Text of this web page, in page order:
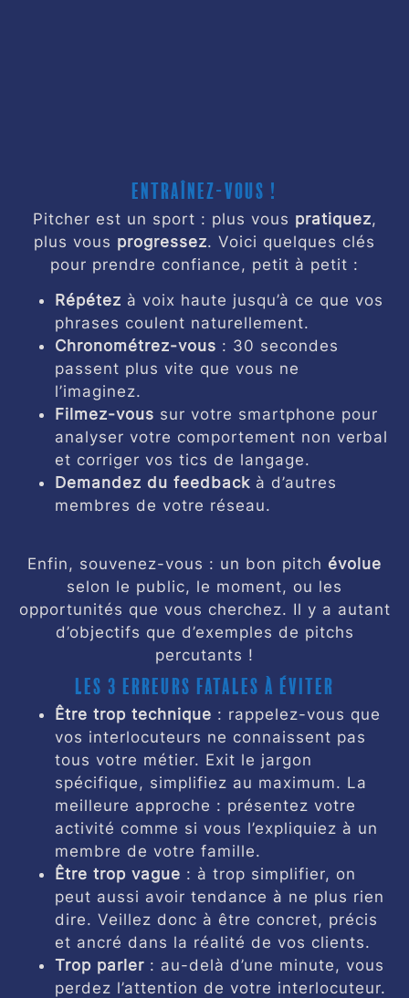
Les 3 erreurs fatales à éviter
Être trop technique : rappelez-vous que
vos interlocuteurs ne connaissent pas
tous votre métier. Exit le jargon
spécifique, simplifiez au maximum. La
meilleure approche : présentez votre
activité comme si vous l’expliquiez à un
membre de votre famille.
Être trop vague : à trop simplifier, on
peut aussi avoir tendance à ne plus rien
dire. Veillez donc à être concret, précis
et ancré dans la réalité de vos clients.
Trop parler : au-delà d’une minute, vous
perdez l’attention de votre interlocuteur.
Entraînez-vous !
Pitcher est un sport : plus vous pratiquez,
plus vous progressez. Voici quelques clés
pour prendre confiance, petit à petit :
Répétez à voix haute jusqu’à ce que vos
phrases coulent naturellement.
Chronométrez-vous : 30 secondes
passent plus vite que vous ne
l’imaginez.
Filmez-vous sur votre smartphone pour
analyser votre comportement non verbal
et corriger vos tics de langage.
Demandez du feedback à d’autres
membres de votre réseau.
Enfin, souvenez-vous : un bon pitch évolue
selon le public, le moment, ou les
opportunités que vous cherchez. Il y a autant
d’objectifs que d’exemples de pitchs
percutants !